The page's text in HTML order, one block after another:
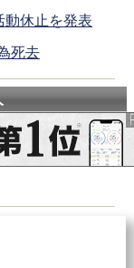
動休止を発表
死去